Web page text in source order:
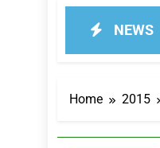
NEWS
Home 2015